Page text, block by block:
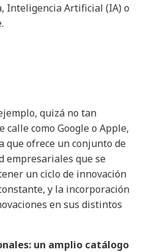
Inteligencia Artificial (IA) o
quizá no tan
calle como Google o Apple,
que ofrece un conjunto de
empresariales que se
un ciclo de innovación
y la incorporación
en sus distintos
un amplio catálogo